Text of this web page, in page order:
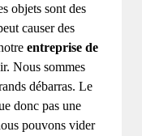
objets sont des
causer des
entreprise de
Nous sommes
débarras. Le
donc pas une
pouvons vider